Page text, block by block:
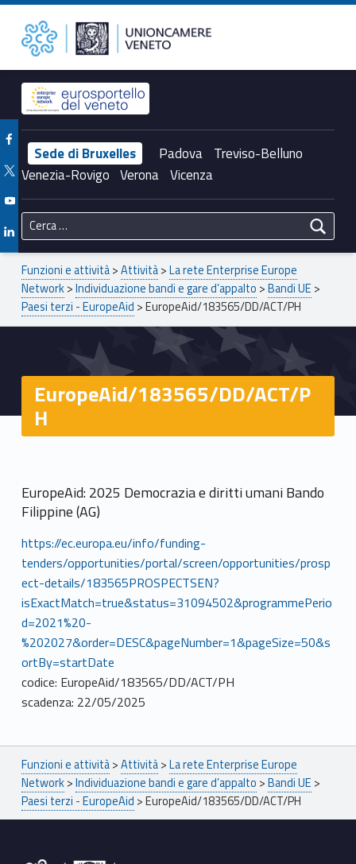
EuropeAid/183565/DD/ACT/PH – Unioncamere del Veneto Unioncamere del Veneto
Header info sidebar
Sede di Bruxelles Padova Treviso-Belluno
Venezia-Rovigo Verona Vicenza
Facebook Unioncamere Veneto
Twitter Unioncamere Veneto
Youtube Unioncamere Veneto
Linkedin Unioncamere Veneto
Ricerca per:
Breadcrumbs navigation
Funzioni e attività>Attività>La rete Enterprise Europe
Network>Individuazione bandi e gare d’appalto >Bandi UE >
Paesi terzi - EuropeAid >EuropeAid/183565/DD/ACT/PH
EuropeAid/183565/DD/ACT/P
H
EuropeAid: 2025 Democrazia e diritti umani Bando
Filippine (AG)
https://ec.europa.eu/info/funding-
tenders/opportunities/portal/screen/opportunities/prosp
ect-details/183565PROSPECTSEN?
isExactMatch=true&status=31094502&programmePerio
d=2021%20-
%202027&order=DESC&pageNumber=1&pageSize=50&s
ortBy=startDate
codice: EuropeAid/183565/DD/ACT/PH
scadenza: 22/05/2025
Breadcrumbs navigation
Funzioni e attività>Attività>La rete Enterprise Europe
Network>Individuazione bandi e gare d’appalto >Bandi UE >
Paesi terzi - EuropeAid >EuropeAid/183565/DD/ACT/PH